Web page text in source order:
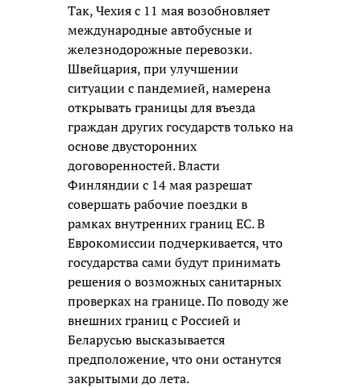
Так, Чехия с 11 мая возобновляет
международные автобусные и
железнодорожные перевозки.
Швейцария, при улучшении
ситуации с пандемией, намерена
открывать границы для въезда
граждан других государств только на
основе двусторонних
договоренностей. Власти
Финляндии с 14 мая разрешат
совершать рабочие поездки в
рамках внутренних границ ЕС. В
Еврокомиссии подчеркивается, что
государства сами будут принимать
решения о возможных санитарных
проверках на границе. По поводу же
внешних границ с Россией и
Беларусью высказывается
предположение, что они останутся
закрытыми до лета.